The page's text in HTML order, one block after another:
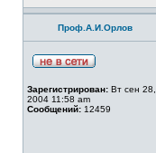
Проф.А.И.Орлов
Зарегистрирован: Вт сен 28,
2004 11:58 am
Сообщений: 12459